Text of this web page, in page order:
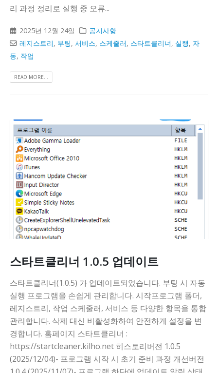
리 과정 정리로 실행 중 오류...
2025년 12월 24일
공지사항
레지스트리, 부팅,서비스, 스케줄러, 스타트클리너, 실행, 자
동, 작업
READ MORE...
스타트클리너 1.0.5 업데이트
스타트클리너(1.0.5) 가 업데이트되었습니다. 부팅 시 자동
실행 프로그램을 손쉽게 관리합니다. 시작프로그램 폴더,
레지스트리, 작업 스케줄러, 서비스 등 다양한 항목을 통합
관리합니다. 삭제 대신 비활성화하여 안전하게 설정을 변
경합니다. 홈페이지 스타트클리너 :
https://startcleaner.kilho.net 히스토리버전 1.0.5
(2025/12/04)- 프로그램 시작 시 초기 준비 과정 개선버전